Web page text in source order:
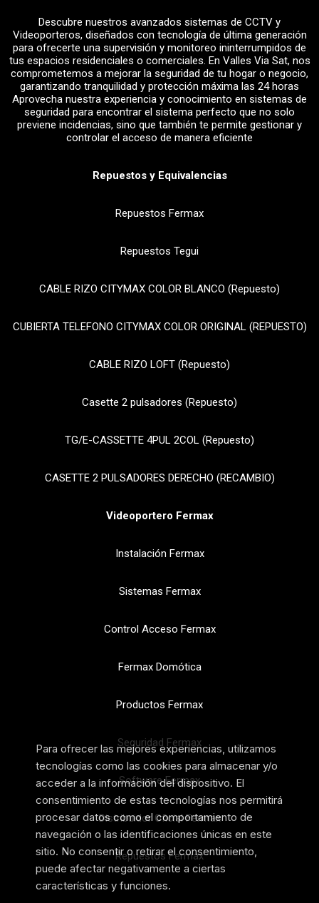
Para ofrecer las mejores experiencias, utilizamos
tecnologías como las cookies para almacenar y/o
acceder a la información del dispositivo. El
consentimiento de estas tecnologías nos permitirá
procesar datos como el comportamiento de
navegación o las identificaciones únicas en este
sitio. No consentir o retirar el consentimiento,
puede afectar negativamente a ciertas
características y funciones.
Descubre nuestros avanzados sistemas de CCTV y
Videoporteros, diseñados con tecnología de última generación
para ofrecerte una supervisión y monitoreo ininterrumpidos de
tus espacios residenciales o comerciales. En Valles Via Sat, nos
comprometemos a mejorar la seguridad de tu hogar o negocio,
garantizando tranquilidad y protección máxima las 24 horas
Aprovecha nuestra experiencia y conocimiento en sistemas de
seguridad para encontrar el sistema perfecto que no solo
previene incidencias, sino que también te permite gestionar y
controlar el acceso de manera eficiente
Repuestos y Equivalencias
Repuestos Fermax
Repuestos Tegui
CABLE RIZO CITYMAX COLOR BLANCO (Repuesto)
CUBIERTA TELEFONO CITYMAX COLOR ORIGINAL (REPUESTO)
CABLE RIZO LOFT (Repuesto)
Casette 2 pulsadores (Repuesto)
TG/E-CASSETTE 4PUL 2COL (Repuesto)
CASETTE 2 PULSADORES DERECHO (RECAMBIO)
Videoportero Fermax
Instalación Fermax
Sistemas Fermax
Control Acceso Fermax
Fermax Domótica
Productos Fermax
Seguridad Fermax
Software Fermax
Distribuidor Oficial Fermax
Repuestos Fermax